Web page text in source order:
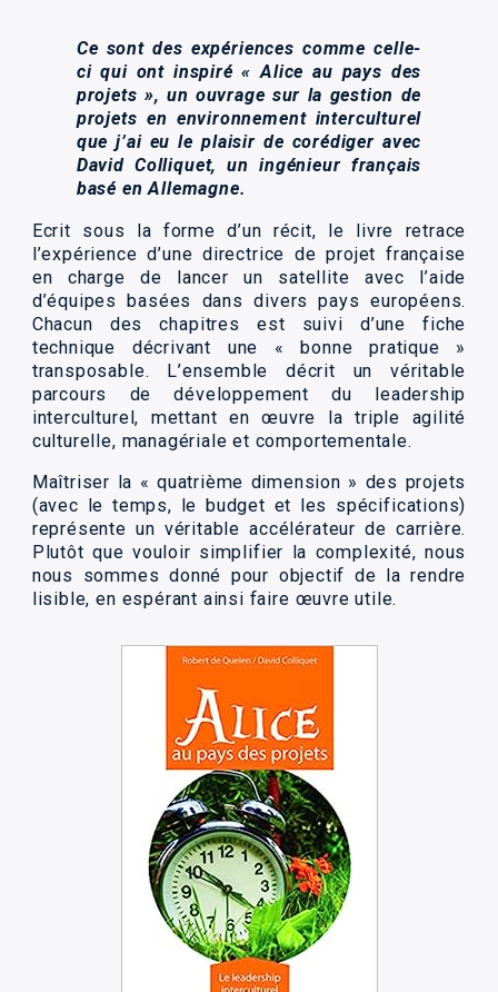
Ce sont des expériences comme celle-
ci qui ont inspiré « Alice au pays des
projets », un ouvrage sur la gestion de
projets en environnement interculturel
que j’ai eu le plaisir de corédiger avec
David Colliquet, un ingénieur français
basé en Allemagne.
Ecrit sous la forme d’un récit, le livre retrace
l’expérience d’une directrice de projet française
en charge de lancer un satellite avec l’aide
d’équipes basées dans divers pays européens.
Chacun des chapitres est suivi d’une fiche
technique décrivant une « bonne pratique »
transposable. L’ensemble décrit un véritable
parcours de développement du leadership
interculturel, mettant en œuvre latriple agilité
culturelle, managériale et comportementale.
Maîtriser la « quatrième dimension » des projets
(avec le temps, le budget et les spécifications)
représente un véritable accélérateur de carrière.
Plutôt que vouloir simplifier la complexité, nous
nous sommes donné pour objectif de la rendre
lisible, en espérant ainsi faire œuvre utile.